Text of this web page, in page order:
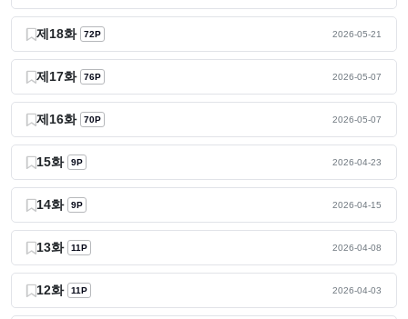
제18화 72P 2026-05-21
제17화 76P 2026-05-07
제16화 70P 2026-05-07
15화 9P 2026-04-23
14화 9P 2026-04-15
13화 11P 2026-04-08
12화 11P 2026-04-03